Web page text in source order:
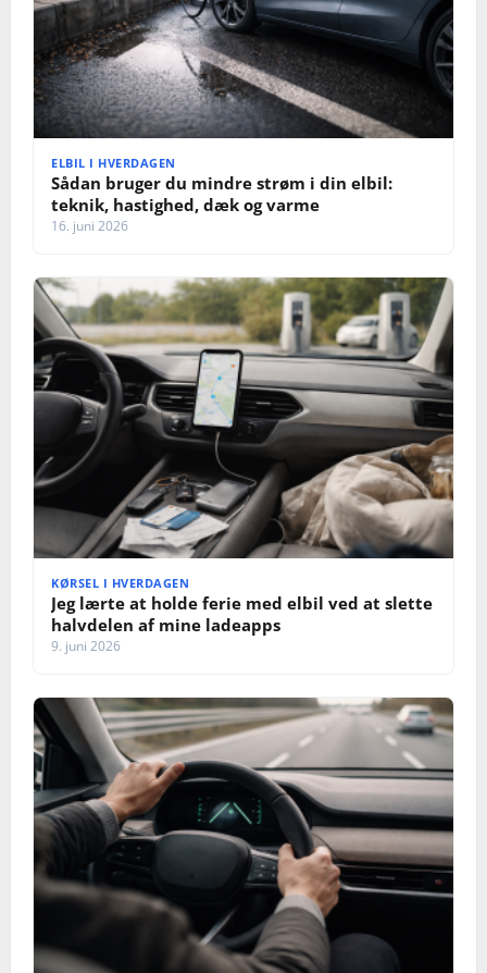
ELBIL I HVERDAGEN
Sådan bruger du mindre strøm i din elbil:
teknik, hastighed, dæk og varme
16. juni 2026
KØRSEL I HVERDAGEN
Jeg lærte at holde ferie med elbil ved at slette
halvdelen af mine ladeapps
9. juni 2026